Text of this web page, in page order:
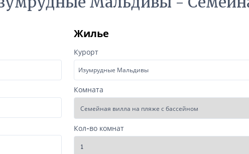
Жилье
Курорт
Комната
Кол-во комнат